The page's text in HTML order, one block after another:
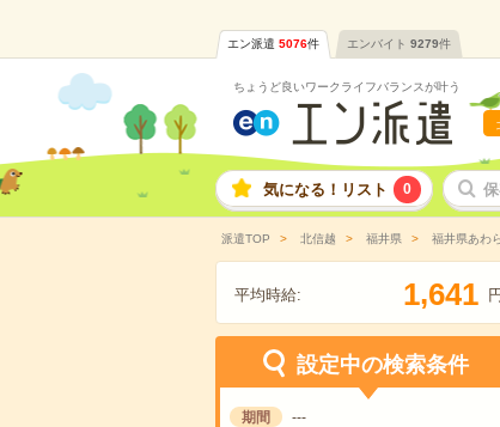
エン派遣 5076件 エンバイト 9279件
ちょうど良いワークライフバランスが叶う
気になる！リスト 0
派遣TOP 北信越 福井県 福井県あわ
平均時給: 1,641 円
設定中の検索条件
期間 ---